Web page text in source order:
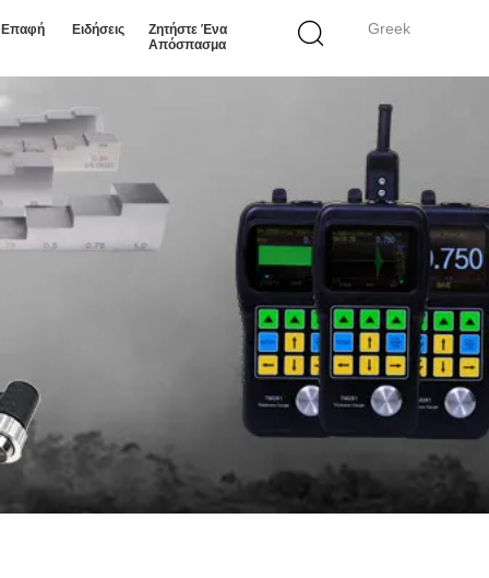
Greek
Επαφή Ειδήσεις
Ζητήστε Ένα
Απόσπασμα